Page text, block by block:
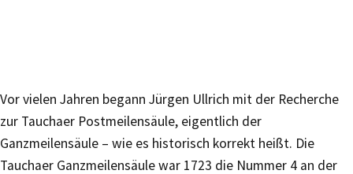
Vor vielen Jahren begann Jürgen Ullrich mit der Recherche
zur Tauchaer Postmeilensäule, eigentlich der
Ganzmeilensäule – wie es historisch korrekt heißt. Die
Tauchaer Ganzmeilensäule war 1723 die Nummer 4 an der